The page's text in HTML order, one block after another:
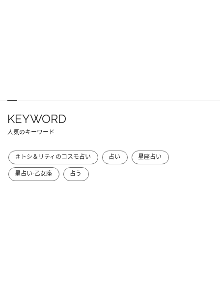
KEYWORD
人気のキーワード
＃トシ＆リティのコスモ占い 占い
星座占い
星占い-乙女座
占う